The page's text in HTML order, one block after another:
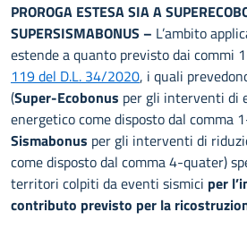
PROROGA ESTESA SIA A
SUPERSISMABONUS – L’ambito
estende a quanto previsto dai commi
119 del D.L. 34/2020, i quali
(Super-Ecobonus per gli interventi di
energetico come disposto dal comma
Sismabonus per gli interventi di
come disposto dal comma 4-quater)
territori colpiti da eventi sismici per
contributo previsto per la